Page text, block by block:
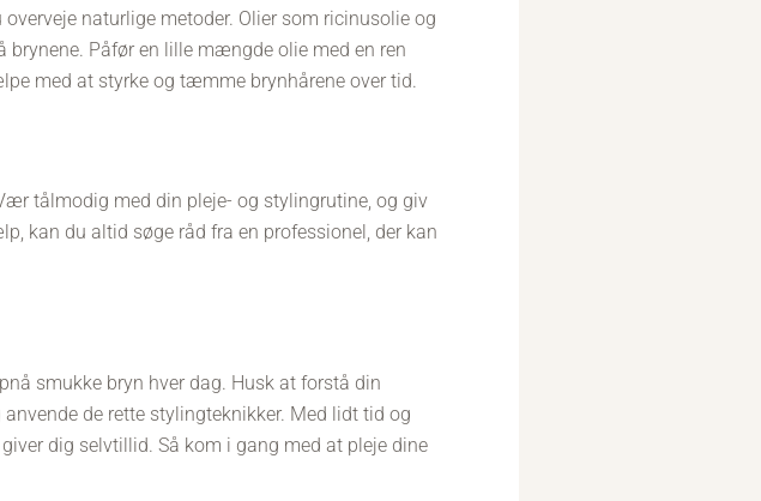
naturlige metoder. Olier som ricinusolie og
Påfør en lille mængde olie med en ren
med at styrke og tæmme brynhårene over tid.
tålmodig med din pleje- og stylingrutine, og giv
kan du altid søge råd fra en professionel, der kan
smukke bryn hver dag. Husk at forstå din
de rette stylingteknikker. Med lidt tid og
dig selvtillid. Så kom i gang med at pleje dine